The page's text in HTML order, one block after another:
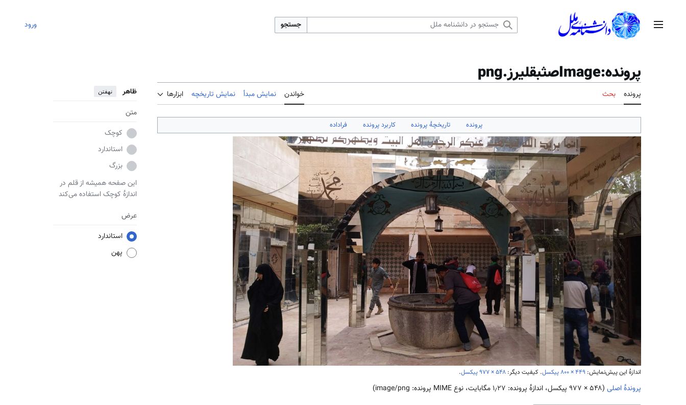
منوی اصلی جستجو ورود
پرونده:Imageصثبقلیرز.png
پرونده بحث خواندن نمایش مبدأ نمایش تاریخچه ابزارها ظاهر نهفتن
متن
کوچک
استاندارد
بزرگ
این صفحه همیشه از قلم در
اندازهٔ کوچک استفاده می‌کند
عرض
استاندارد
پهن
پرونده تاریخچهٔ پرونده کاربرد پرونده فراداده
اندازهٔ این پیش‌نمایش: ۸۰۰ × ۴۴۹پیکسل. کیفیت دیگر: ۹۷۷ × ۵۴۸پیکسل.
پروندهٔ اصلی (۹۷۷ × ۵۴۸ پیکسل، اندازهٔ پرونده: ۱٫۲۷ مگابایت، نوع MIME پرونده: image/png
)